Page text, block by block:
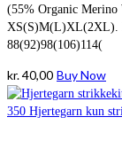
(55% Organic
XS(S)M(L)XL(2XL).
88(92)98(106)114(
kr.40,00 Buy Now